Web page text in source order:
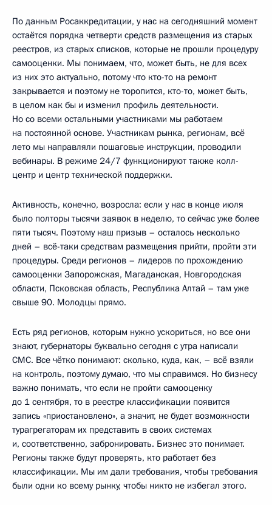
По данным Росаккредитации, у нас на сегодняшний момент
остаётся порядка четверти средств размещения из старых
реестров, из старых списков, которые не прошли процедуру
самооценки. Мы понимаем, что, может быть, не для всех
из них это актуально, потому что кто-то на ремонт
закрывается и поэтому не торопится, кто-то, может быть,
в целом как бы и изменил профиль деятельности.
Но со всеми остальными участниками мы работаем
на постоянной основе. Участникам рынка, регионам, всё
лето мы направляли пошаговые инструкции, проводили
вебинары. В режиме 24/7 функционируют также колл-
центр и центр технической поддержки.
Активность, конечно, возросла: если у нас в конце июля
было полторы тысячи заявок в неделю, то сейчас уже более
пяти тысяч. Поэтому наш призыв – осталось несколько
дней – всё-таки средствам размещения прийти, пройти эти
процедуры. Среди регионов – лидеров по прохождению
самооценки Запорожская, Магаданская, Новгородская
области, Псковская область, Республика Алтай – там уже
свыше 90. Молодцы прямо.
Есть ряд регионов, которым нужно ускориться, но все они
знают, губернаторы буквально сегодня с утра написали
СМС. Все чётко понимают: сколько, куда, как, – всё взяли
на контроль, поэтому думаю, что мы справимся. Но бизнесу
важно понимать, что если не пройти самооценку
до 1 сентября, то в реестре классификации появится
запись «приостановлено», а значит, не будет возможности
турагрегаторам их представить в своих системах
и, соответственно, забронировать. Бизнес это понимает.
Регионы также будут проверять, кто работает без
классификации. Мы им дали требования, чтобы требования
были одни ко всему рынку, чтобы никто не избегал этого.